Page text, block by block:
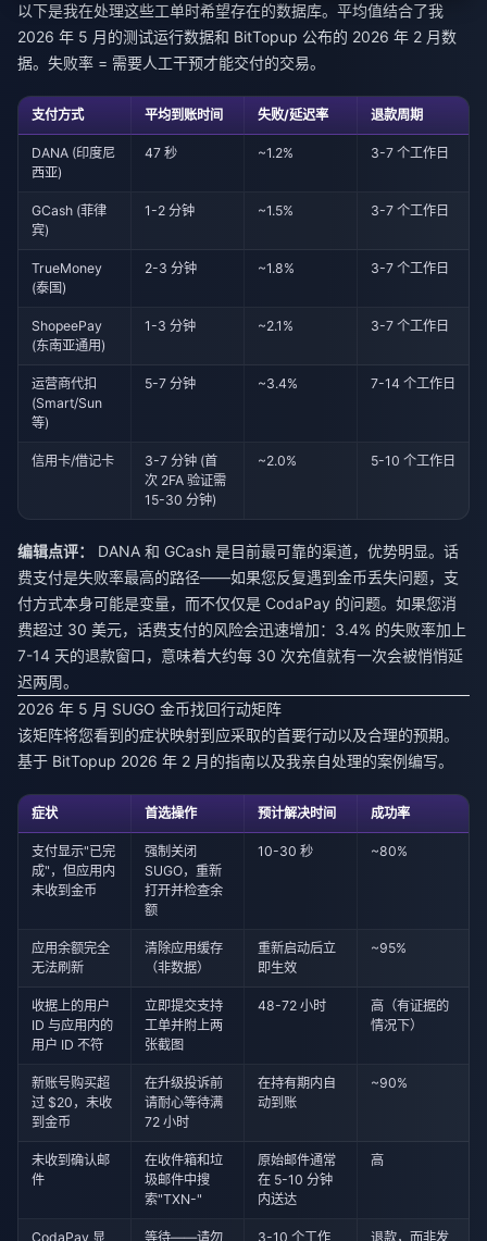
以下是我在处理这些工单时希望存在的数据库。平均值结合了我
2026 年 5 月的测试运行数据和 BitTopup 公布的 2026 年 2 月数
据。失败率 = 需要人工干预才能交付的交易。
支付方式 平均到账时间 失败/延迟率 退款周期
DANA (印度尼
西亚)
47 秒 ~1.2% 3-7 个工作日
GCash (菲律
宾)
1-2 分钟 ~1.5% 3-7 个工作日
TrueMoney
(泰国)
2-3 分钟 ~1.8% 3-7 个工作日
ShopeePay
(东南亚通用)
1-3 分钟 ~2.1% 3-7 个工作日
运营商代扣
(Smart/Sun
等)
5-7 分钟 ~3.4% 7-14 个工作日
信用卡/借记卡
3-7 分钟 (首
次 2FA 验证需
15-30 分钟)
~2.0% 5-10 个工作日
编辑点评：
DANA 和 GCash 是目前最可靠的渠道，优势明显。话
费支付是失败率最高的路径——如果您反复遇到金币丢失问题，支
付方式本身可能是变量，而不仅仅是 CodaPay 的问题。如果您消
费超过 30 美元，话费支付的风险会迅速增加：3.4% 的失败率加上
7-14 天的退款窗口，意味着大约每 30 次充值就有一次会被悄悄延
迟两周。
2026 年 5 月 SUGO 金币找回行动矩阵
该矩阵将您看到的症状映射到应采取的首要行动以及合理的预期。
基于 BitTopup 2026 年 2 月的指南以及我亲自处理的案例编写。
症状 首选操作 预计解决时间 成功率
支付显示"已完
成"，但应用内
未收到金币
强制关闭
SUGO，重新
打开并检查余
额
10-30 秒 ~80%
应用余额完全
无法刷新
清除应用缓存
（非数据）
重新启动后立
即生效
~95%
收据上的用户
ID 与应用内的
用户 ID 不符
立即提交支持
工单并附上两
张截图
48-72 小时
高（有证据的
情况下）
新账号购买超
过 $20，未收
到金币
在升级投诉前
请耐心等待满
72 小时
在持有期内自
动到账
~90%
未收到确认邮
件
在收件箱和垃
圾邮件中搜
索"TXN-"
原始邮件通常
在 5-10 分钟
内送达
高
CodaPay 显
等待——请勿
3-10 个工作
退款，而非发